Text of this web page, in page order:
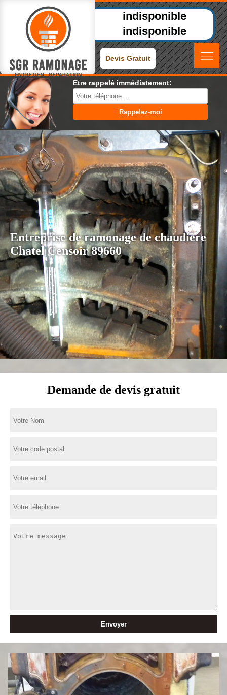
indisponible
indisponible
Devis Gratuit
Etre rappelé immédiatement:
Entreprise de ramonage de chaudière
Chatel Censoir 89660
Demande de devis gratuit